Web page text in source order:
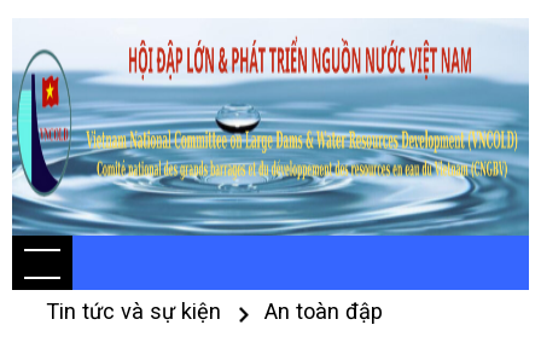
Tin tức và sự kiện An toàn đập